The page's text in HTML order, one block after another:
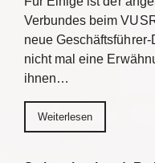
Verbundes beim
neue
nicht mal eine
ihnen…
Weiterlesen